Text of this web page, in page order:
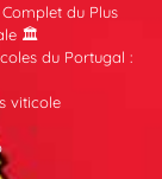
du Plus
🏛️
du Portugal :
viticole